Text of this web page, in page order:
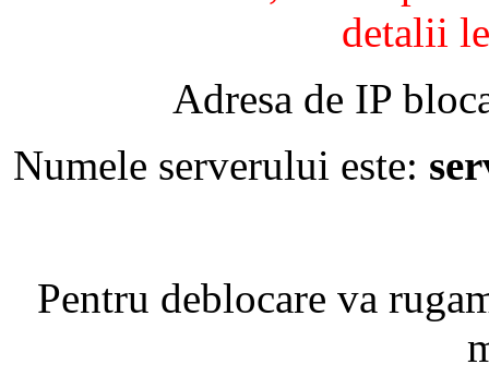
detalii
Adresa de IP
Numele serverului este:
Pentru deblocare va